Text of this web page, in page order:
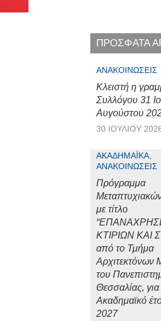
ΠΡΟΣΦΑΤΑ
ΑΝΑΚΟΙΝΏΣΕΙΣ
Κλειστή η
Συλλόγου 31
Αυγούστου
30 ΙΟΥΛΊΟΥ
ΑΚΑΔΗΜΑΪΚΆ,
ΑΝΑΚΟΙΝΏΣΕΙΣ
Πρόγραμμα
με τίτλο
ΚΤΙΡΙΩΝ ΚΑΙ
από το Τμήμα
Αρχιτεκτόνων
του
Θεσσαλίας, για
Ακαδημαϊκό
2027